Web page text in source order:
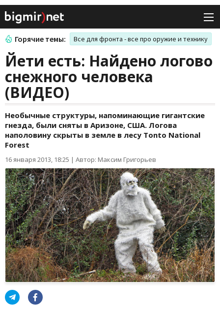
Горячие темы: Все для фронта - все про оружие и технику
Йети есть: Найдено логово
снежного человека
(ВИДЕО)
Необычные структуры, напоминающие гигантские
гнезда, были сняты в Аризоне, США. Логова
наполовину скрыты в земле в лесу Tonto National
Forest
16 января 2013, 18:25 | Автор: Максим Григорьев